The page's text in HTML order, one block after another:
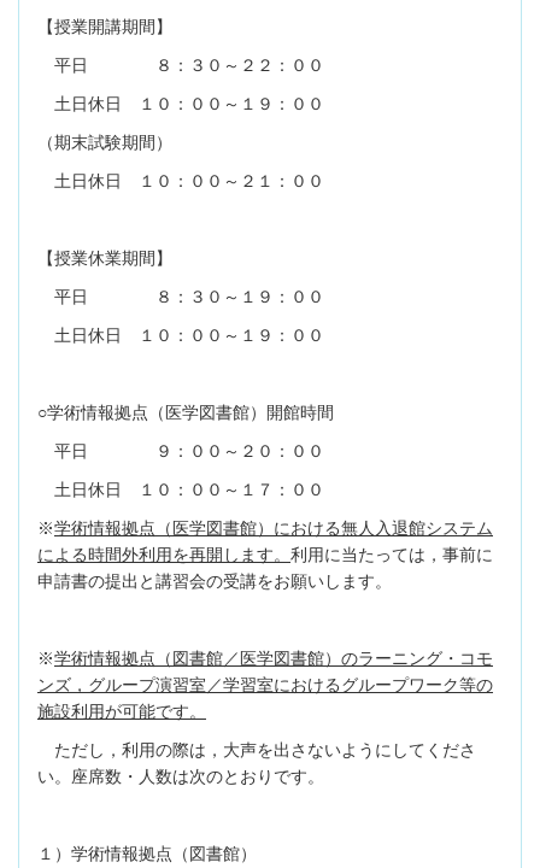
【授業開講期間】
平日 ８：３０～２２：００
土日休日 １０：００～１９：００
（期末試験期間）
土日休日 １０：００～２１：００
【授業休業期間】
平日 ８：３０～１９：００
土日休日 １０：００～１９：００
○学術情報拠点（医学図書館）開館時間
平日 ９：００～２０：００
土日休日 １０：００～１７：００
※学術情報拠点（医学図書館）における無人入退館システム
による時間外利用を再開します。 利用に当たっては，事前に
申請書の提出と講習会の受講をお願いします。
※学術情報拠点（図書館／医学図書館）のラーニング・コモ
ンズ，グループ演習室／学習室におけるグループワーク等の
施設利用が可能です。
ただし，利用の際は，大声を出さないようにしてくださ
い。座席数・人数は次のとおりです。
１）学術情報拠点（図書館）